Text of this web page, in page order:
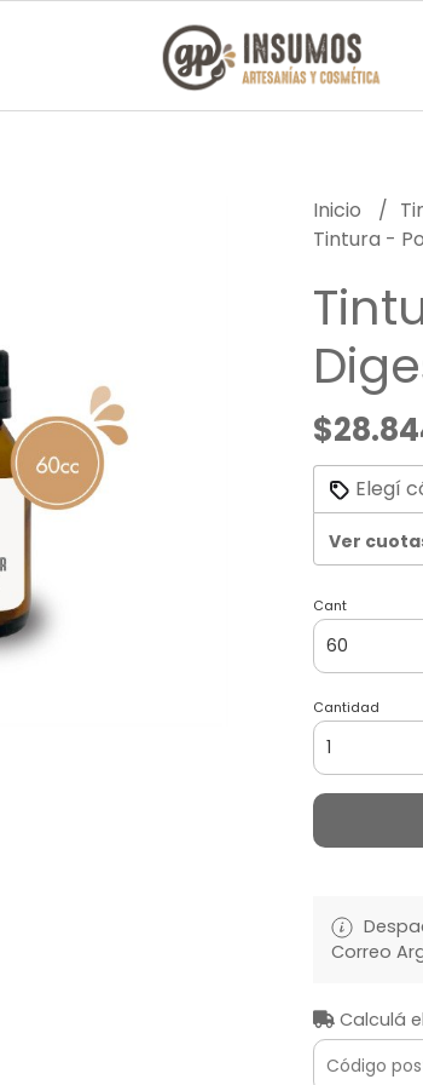
Inicio
Tintura -
Elegí
Ver
Cant
Cantidad
Correo
Calculá